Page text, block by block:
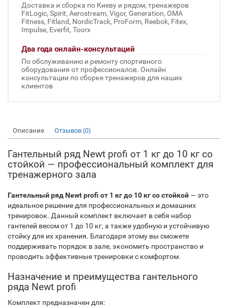
Доставка и сборка по Киеву и рядом, тренажеров
FitLogic, Spirit, Aerostream, Vigor, Generation, OMA
Fitness, Fitland, NordicTrack, ProForm, Reebok, Fitex,
Impulse, Everfit, Toorx
Два года онлайн-консультаций
По обслуживанию и ремонту спортивного
оборудования от профессионалов. Онлайн
консультации по сборке тренажеров для наших
клиентов
Описание Отзывов (0)
Гантельный ряд Newt profi от 1 кг до 10 кг со
стойкой — профессиональный комплект для
тренажерного зала
Гантельный ряд Newt profi от 1 кг до 10 кг со стойкой — это
идеальное решение для профессиональных и домашних
тренировок. Данный комплект включает в себя набор
гантелей весом от 1 до 10 кг, а также удобную и устойчивую
стойку для их хранения. Благодаря этому вы сможете
поддерживать порядок в зале, экономить пространство и
проводить эффективные тренировки с комфортом.
Назначение и преимущества гантельного
ряда Newt profi
Комплект предназначен для: